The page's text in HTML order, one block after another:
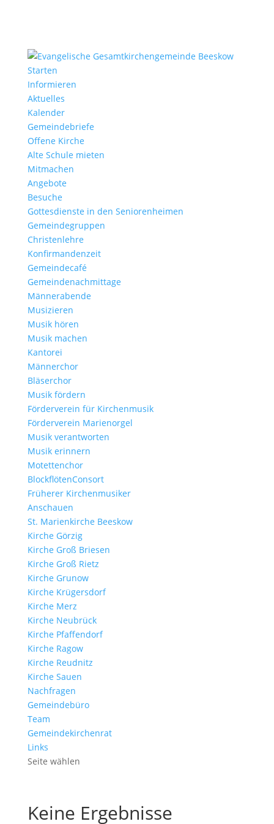
Starten
Informieren
Aktuelles
Kalender
Gemeindebriefe
Offene Kirche
Alte Schule mieten
Mitmachen
Angebote
Besuche
Gottesdienste in den Seniorenheimen
Gemeindegruppen
Christenlehre
Konfirmandenzeit
Gemeindecafé
Gemeindenachmittage
Männerabende
Musizieren
Musik hören
Musik machen
Kantorei
Männerchor
Bläserchor
Musik fördern
Förderverein für Kirchenmusik
Förderverein Marienorgel
Musik verantworten
Musik erinnern
Motettenchor
BlockflötenConsort
Früherer Kirchenmusiker
Anschauen
St. Marienkirche Beeskow
Kirche Görzig
Kirche Groß Briesen
Kirche Groß Rietz
Kirche Grunow
Kirche Krügersdorf
Kirche Merz
Kirche Neubrück
Kirche Pfaffendorf
Kirche Ragow
Kirche Reudnitz
Kirche Sauen
Nachfragen
Gemeindebüro
Team
Gemeindekirchenrat
Links
Seite wählen
Keine Ergebnisse